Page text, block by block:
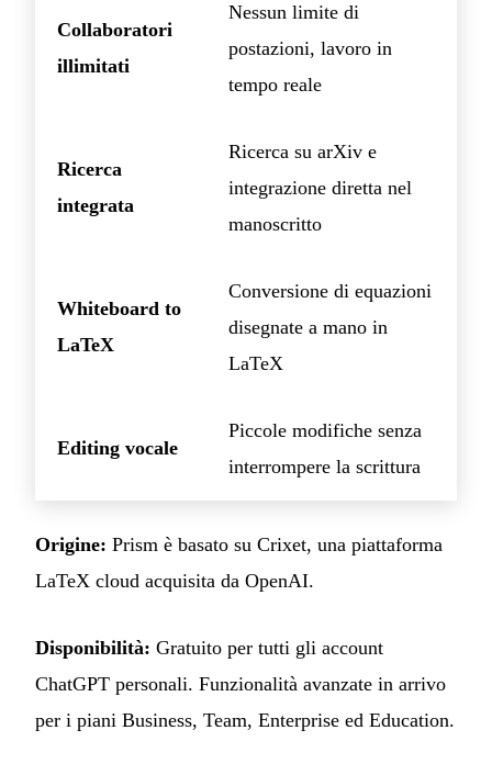
Collaboratori
illimitati
Nessun limite di
postazioni, lavoro in
tempo reale
Ricerca
integrata
Ricerca su arXiv e
integrazione diretta nel
manoscritto
Whiteboard to
LaTeX
Conversione di equazioni
disegnate a mano in
LaTeX
Editing vocale
Piccole modifiche senza
interrompere la scrittura
Origine: Prism è basato su Crixet, una piattaforma
LaTeX cloud acquisita da OpenAI.
Disponibilità: Gratuito per tutti gli account
ChatGPT personali. Funzionalità avanzate in arrivo
per i piani Business, Team, Enterprise ed Education.